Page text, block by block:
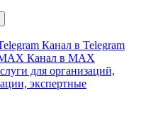
Канал в Telegram
Канал в MAX